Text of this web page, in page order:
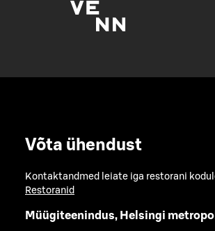
Võta ühendust
Kontaktandmed leiate iga restorani
Restoranid
Müügiteenindus, Helsingi